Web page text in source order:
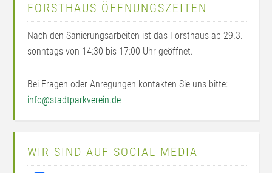
FORSTHAUS-ÖFFNUNGSZEITEN
Nach den Sanierungsarbeiten ist das Forsthaus ab 29.3.
sonntags von 14:30 bis 17:00 Uhr geöffnet.
Bei Fragen oder Anregungen kontakten Sie uns bitte:
info@stadtparkverein.de
WIR SIND AUF SOCIAL MEDIA